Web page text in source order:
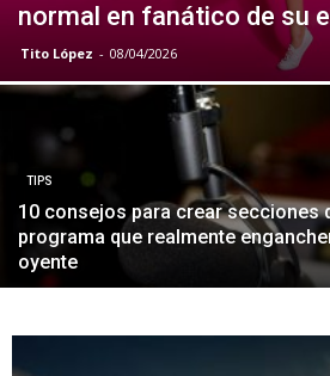
normal en fanático de su
Tito López - 08/04/2026
TIPS
10 consejos para crear secciones
programa que realmente
oyente